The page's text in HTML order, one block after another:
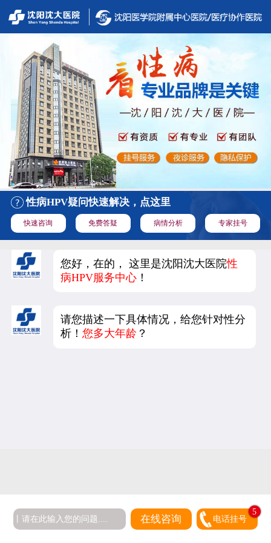
性病HPV疑问快速解决，点这里
快速咨询 免费答疑 病情分析 专家挂号
您好，在的， 这里是沈阳沈大医院性
病HPV服务中心 ！
请您描述一下具体情况，给您针对性分
析！您多大年龄 ？
在线咨询 电话挂号
5